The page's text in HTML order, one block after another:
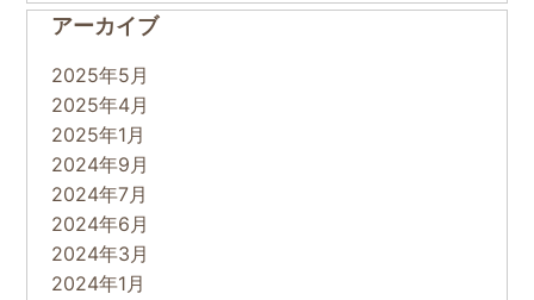
アーカイブ
2025年5月
2025年4月
2025年1月
2024年9月
2024年7月
2024年6月
2024年3月
2024年1月